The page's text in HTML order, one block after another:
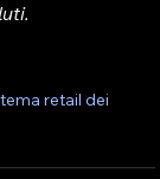
retail dei